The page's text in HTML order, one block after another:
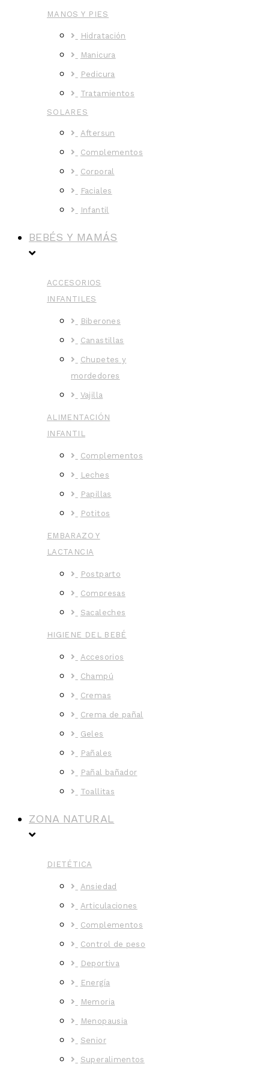
MANOS Y PIES
Hidratación
Manicura
Pedicura
Tratamientos
SOLARES
Aftersun
Complementos
Corporal
Faciales
Infantil
BEBÉS Y MAMÁS
ACCESORIOS
INFANTILES
Biberones
Canastillas
Chupetes y
mordedores
Vajilla
ALIMENTACIÓN
INFANTIL
Complementos
Leches
Papillas
Potitos
EMBARAZO Y
LACTANCIA
Postparto
Compresas
Sacaleches
HIGIENE DEL BEBÉ
Accesorios
Champú
Cremas
Crema de pañal
Geles
Pañales
Pañal bañador
Toallitas
ZONA NATURAL
DIETÉTICA
Ansiedad
Articulaciones
Complementos
Control de peso
Deportiva
Energía
Memoria
Menopausia
Senior
Superalimentos